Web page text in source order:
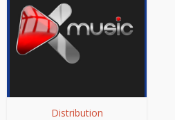
Distribution